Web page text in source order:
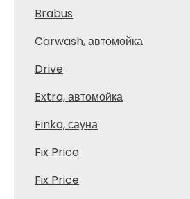
Brabus
Carwash, автомойка
Drive
Extra, автомойка
Finka, сауна
Fix Price
Fix Price